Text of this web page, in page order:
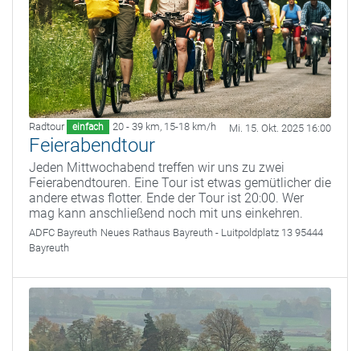
Radtour einfach 20 - 39 km, 15-18 km/h Mi. 15. Okt. 2025 16:00
Feierabendtour
Jeden Mittwochabend treffen wir uns zu zwei
Feierabendtouren. Eine Tour ist etwas gemütlicher die
andere etwas flotter. Ende der Tour ist 20:00. Wer
mag kann anschließend noch mit uns einkehren.
ADFC Bayreuth Neues Rathaus Bayreuth - Luitpoldplatz 13 95444
Bayreuth